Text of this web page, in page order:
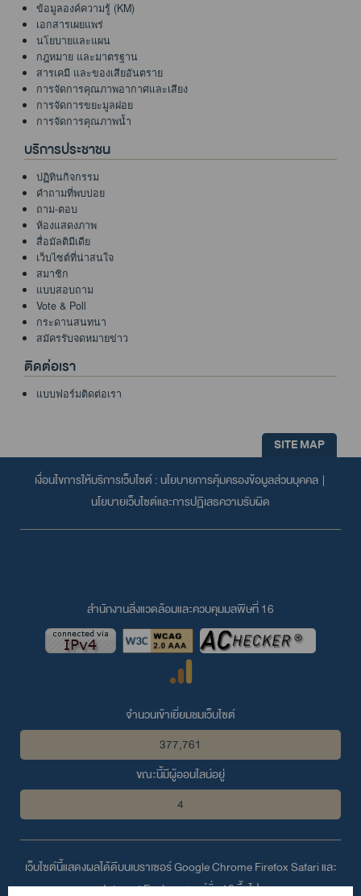
ข้อมูลองค์ความรู้ (KM)
เอกสารเผยแพร่
นโยบายและแผน
กฎหมาย และมาตรฐาน
สารเคมี และของเสียอันตราย
การจัดการคุณภาพอากาศและเสียง
การจัดการขยะมูลฝอย
การจัดการคุณภาพน้ำ
บริการประชาชน
ปฏิทินกิจกรรม
คำถามที่พบบ่อย
ถาม-ตอบ
ห้องแสดงภาพ
สื่อมัลติมีเดีย
เว็บไซต์ที่น่าสนใจ
สมาชิก
แบบสอบถาม
Vote & Poll
กระดานสนทนา
สมัครรับจดหมายข่าว
ติดต่อเรา
แบบฟอร์มติดต่อเรา
SITE MAP
เงื่อนไขการให้บริการเว็บไซต์ : นโยบายการคุ้มครองข้อมูลส่วนบุคคล |
นโยบายเว็บไซต์และการปฏิเสธความรับผิด
สำนักงานสิ่งแวดล้อมและควบคุมมลพิษที่ 16
จำนวนเข้าเยี่ยมชมเว็บไซต์
377,761
ขณะนี้มีผู้ออนไลน์อยู่
4
เว็บไซต์นี้แสดงผลได้ดีบนเบราเซอร์Google ChromeFirefoxSafariและ
Internet Explorerเวอร์ชั่น 10 ขึ้นไป